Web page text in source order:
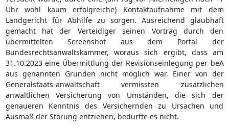
Uhr wohl kaum erfolgreiche) Kontaktaufnahme mit dem
Landgericht für Abhilfe zu sorgen. Ausreichend glaubhaft
gemacht hat der Verteidiger seinen Vortrag durch den
übermittelten Screenshot aus dem Portal der
Bundesrechtsanwaltskammer, woraus sich ergibt, dass am
31.10.2023 eine Übermittlung der Revisionseinlegung per beA
aus genannten Gründen nicht möglich war. Einer von der
Generalstaats-anwaltschaft vermissten zusätzlichen
anwaltlichen Versicherung von Umständen, die sich der
genaueren Kenntnis des Versichernden zu Ursachen und
Ausmaß der Störung entziehen, bedurfte es nicht.